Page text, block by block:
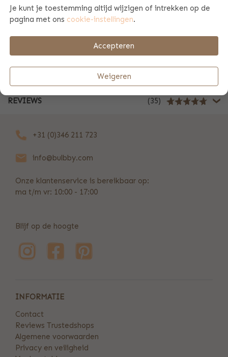
ZAKELIJK
REVIEWS (35)
+31 (0)346 211 723
info@bulbby.com
Onze klantenservice is bereikbaar op:
ma t/m vr: 10:00 - 17:00
Blijf op de hoogte
INFORMATIE
Contact
Reviews Trustedshops
Algemene voorwaarden
Privacy en veiligheid
Je kunt je toestemming altijd wijzigen of intrekken op de
pagina met ons cookie-instellingen.
Accepteren
Weigeren